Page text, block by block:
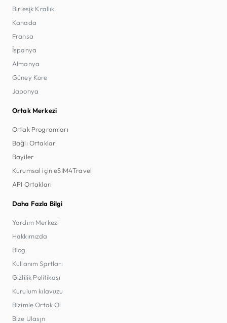
Birleşik Krallık
Kanada
Fransa
İspanya
Almanya
Güney Kore
Japonya
Ortak Merkezi
Ortak Programları
Bağlı Ortaklar
Bayiler
Kurumsal için eSIM4Travel
API Ortakları
Daha Fazla Bilgi
Yardım Merkezi
Hakkımızda
Blog
Kullanım Şartları
Gizlilik Politikası
Kurulum kılavuzu
Bizimle Ortak Ol
Bize Ulaşın